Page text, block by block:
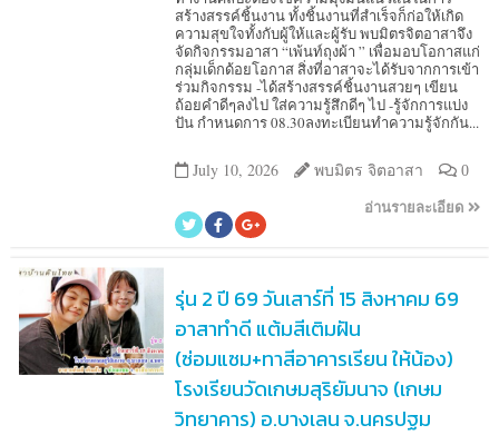
สร้างสรรค์ชิ้นงาน ทั้งชิ้นงานที่สำเร็จก็ก่อให้เกิด
ความสุขใจทั้งกับผู้ให้และผู้รับ พบมิตรจิตอาสาจึง
จัดกิจกรรมอาสา “เพ้นท์ถุงผ้า ” เพื่อมอบโอกาสแก่
กลุ่มเด็กด้อยโอกาส สิ่งที่อาสาจะได้รับจากการเข้า
ร่วมกิจกรรม -ได้สร้างสรรค์ชิ้นงานสวยๆ เขียน
ถ้อยคำดีๆลงไป ใส่ความรู้สึกดีๆ ไป -รู้จักการแบ่ง
ปัน กำหนดการ 08.30ลงทะเบียนทำความรู้จักกัน...
July 10, 2026 พบมิตร จิตอาสา 0
อ่านรายละเอียด
รุ่น 2 ปี 69 วันเสาร์ที่ 15 สิงหาคม 69
อาสาทำดี แต้มสีเติมฝัน
(ซ่อมแซม+ทาสีอาคารเรียน ให้น้อง)
โรงเรียนวัดเกษมสุริยัมนาจ (เกษม
วิทยาคาร) อ.บางเลน จ.นครปฐม